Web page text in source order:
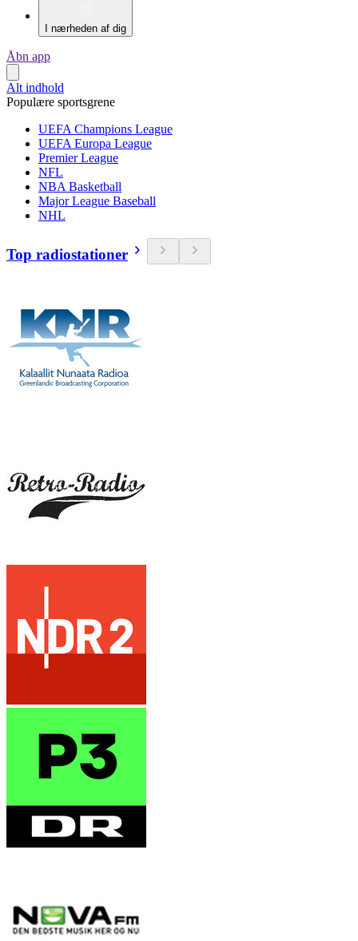
I nærheden af dig
Åbn app
Alt indhold
Populære sportsgrene
UEFA Champions League
UEFA Europa League
Premier League
NFL
NBA Basketball
Major League Baseball
NHL
Top radiostationer